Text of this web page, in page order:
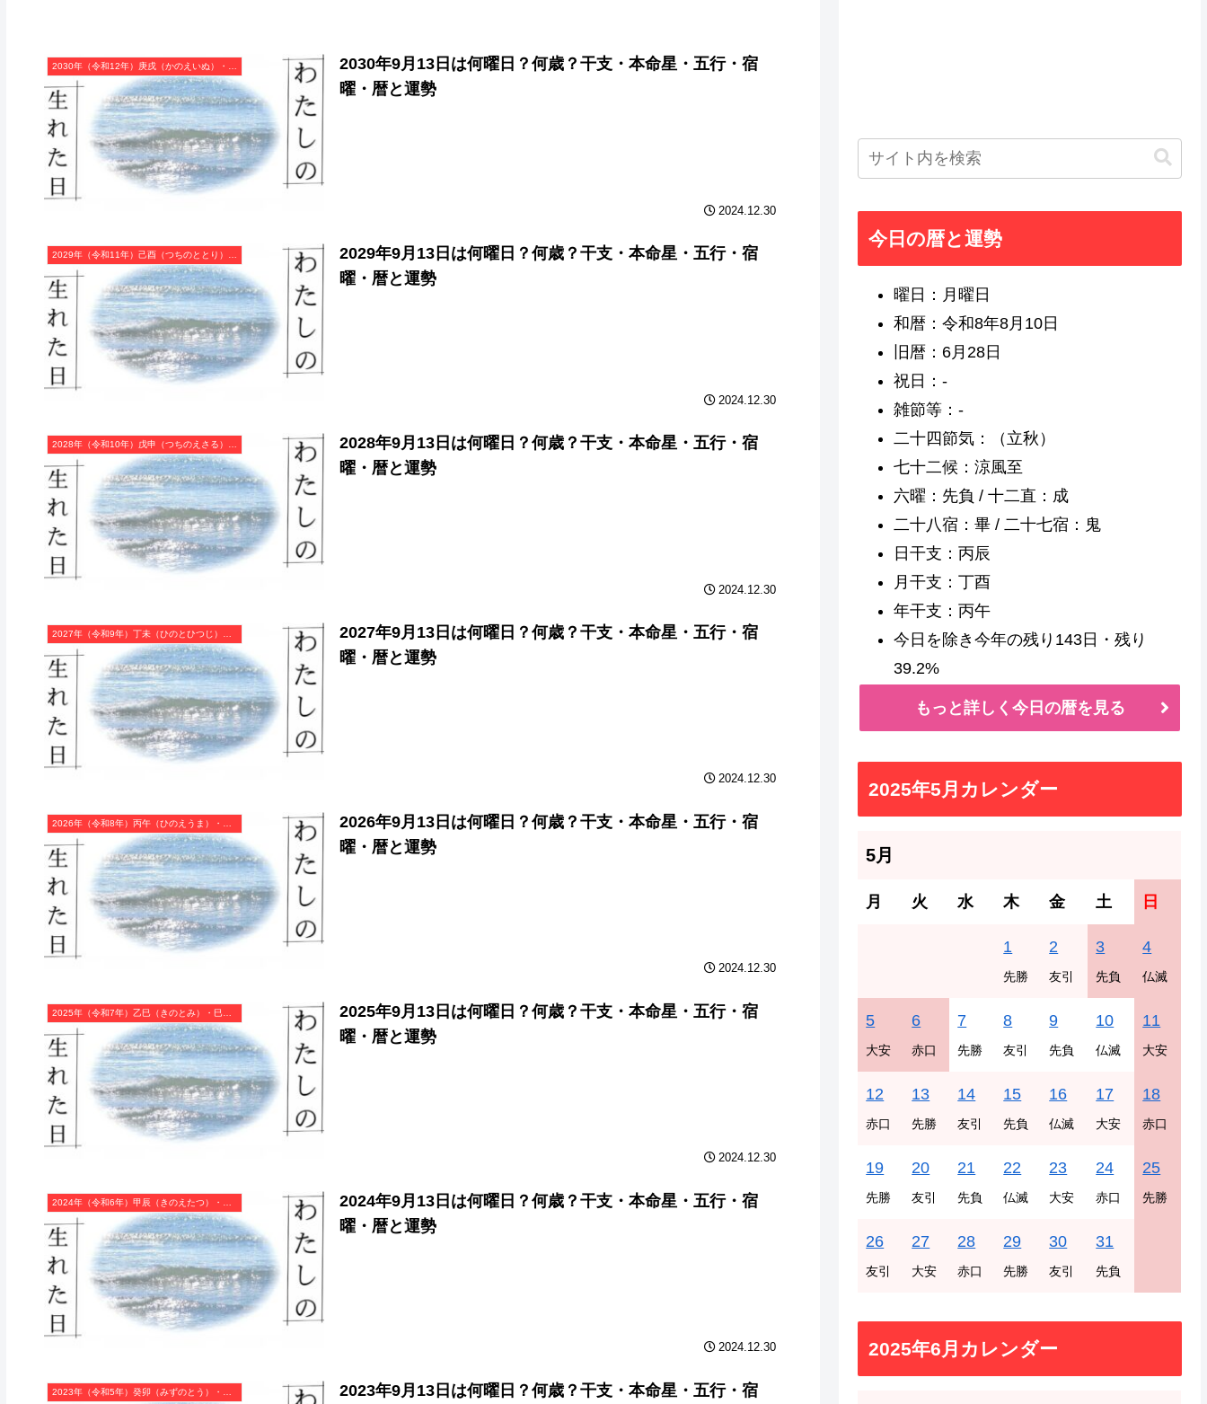
2030年9月13日は何曜日？何歳？干支・本命星・五行・宿
曜・暦と運勢
2024.12.30
2029年（令和11年）己酉（つちのととり）・酉年（とり年）カレンダー（月曜はじまり）
2029年9月13日は何曜日？何歳？干支・本命星・五行・宿
曜・暦と運勢
2024.12.30
2028年（令和10年）戊申（つちのえさる）・申年（さる年）カレンダー（月曜はじまり）
2028年9月13日は何曜日？何歳？干支・本命星・五行・宿
曜・暦と運勢
2024.12.30
2027年（令和9年）丁未（ひのとひつじ）・未年（ひつじ年）カレンダー（月曜はじまり）
2027年9月13日は何曜日？何歳？干支・本命星・五行・宿
曜・暦と運勢
2024.12.30
2026年9月13日は何曜日？何歳？干支・本命星・五行・宿
曜・暦と運勢
2024.12.30
2025年（令和7年）乙巳（きのとみ）・巳年（へび年）カレンダー（月曜はじまり）
2025年9月13日は何曜日？何歳？干支・本命星・五行・宿
曜・暦と運勢
2024.12.30
2024年9月13日は何曜日？何歳？干支・本命星・五行・宿
曜・暦と運勢
2024.12.30
2023年9月13日は何曜日？何歳？干支・本命星・五行・宿
今日の暦と運勢
曜日：月曜日
和暦：令和8年8月10日
旧暦：6月28日
祝日：-
雑節等：-
二十四節気：（立秋）
七十二候：涼風至
六曜：先負 / 十二直：成
二十八宿：畢 / 二十七宿：鬼
日干支：丙辰
月干支：丁酉
年干支：丙午
今日を除き今年の残り143日・残り
39.2%
もっと詳しく今日の暦を見る
2025年5月カレンダー
5月
月 火 水 木 金 土 日
1
先勝
2
友引
3
先負
4
仏滅
5
大安
6
赤口
7
先勝
8
友引
9
先負
10
仏滅
11
大安
12
赤口
13
先勝
14
友引
15
先負
16
仏滅
17
大安
18
赤口
19
先勝
20
友引
21
先負
22
仏滅
23
大安
24
赤口
25
先勝
26
友引
27
大安
28
赤口
29
先勝
30
友引
31
先負
2025年6月カレンダー